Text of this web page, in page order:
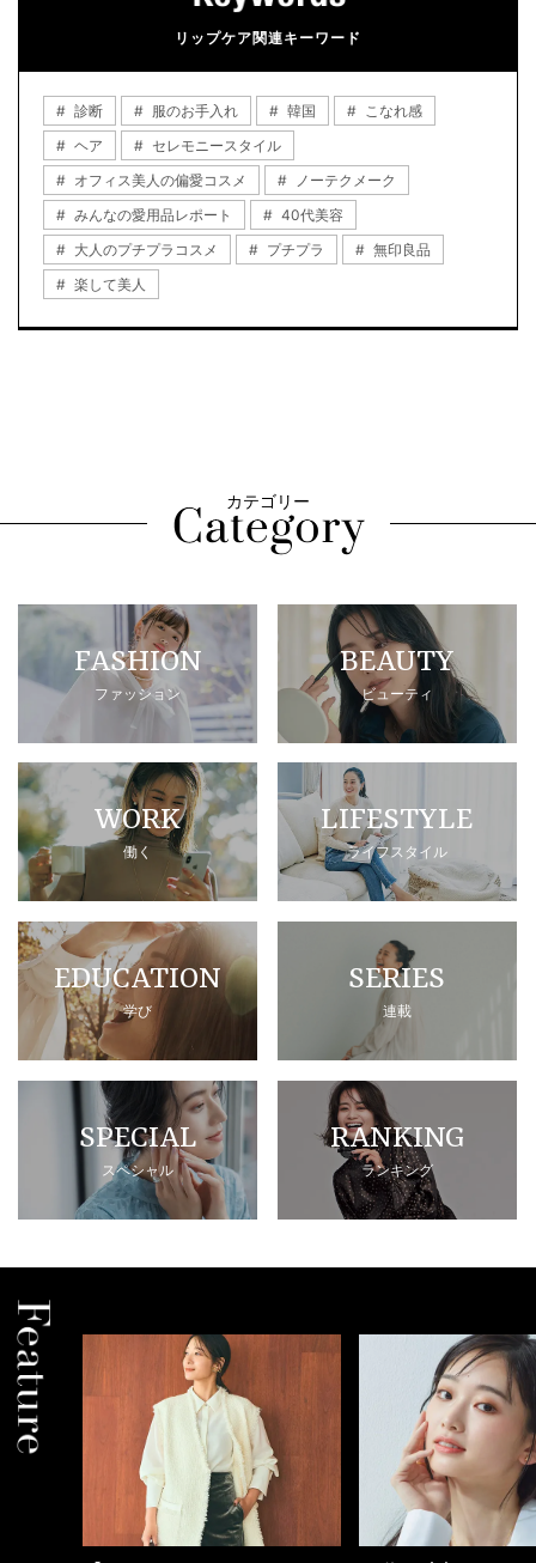
リップケア関連キーワード
診断 服のお手入れ 韓国
こなれ感
ヘア
セレモニースタイル
オフィス美人の偏愛コスメ
ノーテクメーク
みんなの愛用品レポート
40代美容
大人のプチプラコスメ
プチプラ
無印良品
楽して美人
カテゴリー
FASHION
ファッション
BEAUTY
ビューティ
WORK
働く
LIFESTYLE
ライフスタイル
EDUCATION
学び
SERIES
連載
SPECIAL
スペシャル
RANKING
ランキング